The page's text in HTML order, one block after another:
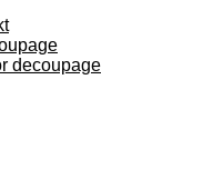
decoupage